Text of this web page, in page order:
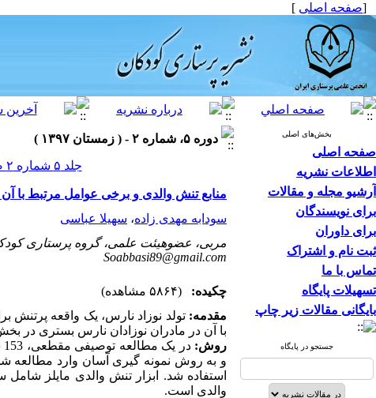
[صفحه اصلی ]
بخش‌های اصلی
صفحه اصلی
اطلاعات نشریه
آرشیو مجله و مقالات
برای نویسندگان
برای داوران
ثبت نام و اشتراک
تماس با ما
تسهیلات پایگاه
بایگانی مقالات زیر چاپ
جستجو در پایگاه
دوره ۵، شماره ۲ - ( زمستان ۱۳۹۷ )
جلد ۵ شماره ۲ صفحات ۵۰-۴۴
منابع تنش والدی و برخی عوامل مرتبط با
سودابه مهدی زاده، سهیلا عباسی
مربی، عضوهیئت علمی، گروه پرستاری
Soabbasi89@gmail.com
چکیده:
(۵۸۶۴ مشاهده)
مقدمه: تولد نوزاد نارس، یک واقعه پرتنش
با آن در مادران نوزادان نارس بستری در
روش:
و به روش نمونه گیری آسان وارد مطالعه
استفاده شد. ابزار تنش والدی مایلز
والدی است.